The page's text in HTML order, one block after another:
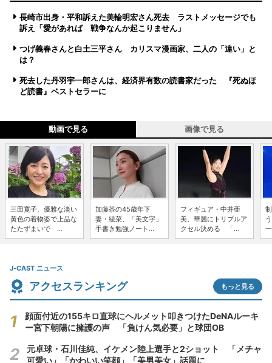
長崎市出身・平和訴えた美輪明宏さん死去 ラストメッセージでも
訴え「愛があれば 戦争なんか起こりません」
つげ義春さんと白土三平さん カリスマ漫画家、二人の「違い」と
は？
死去した丹羽宇一郎さんは、経済界有数の読書家だった 『死ぬほ
ど読書』ベストセラーに
動画で見る 画像で見る
三田寛子、優雅な淡い
黄色の着物姿で上品な
たたずまいで ...
加藤茶の45歳年下
妻・綾菜、「美文字」
手書き勉強ノート...
フィギュア・中井亜
美、華麗にトリプルア
クセル決める 「...
J-CAST ニュース
アクセスランキング もっと見る
顔面付近の155キロ直球にヘルメット叩きつけたDeNAルーキ
ー宮下朝陽に擁護の声 「負けん気必要」と球団OB
元卓球・石川佳純、イケメン陸上選手と2ショット 「メチャ
可愛い」「かわいい笑顔」「美男美女」話題に